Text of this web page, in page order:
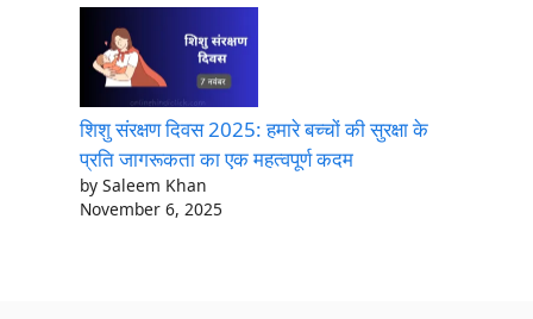
शिशु संरक्षण दिवस 2025: हमारे बच्चों की सुरक्षा के
प्रति जागरूकता का एक महत्वपूर्ण कदम
by Saleem Khan
November 6, 2025